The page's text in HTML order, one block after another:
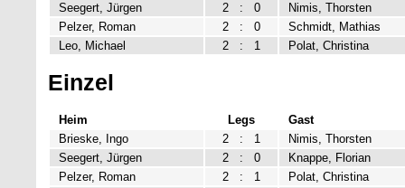
Seegert, Jürgen
2 : 0
Nimis, Thorsten
Pelzer, Roman
2 : 0
Schmidt, Mathias
Leo, Michael
2 : 1 Polat, Christina
Einzel
Heim Legs
Gast
Brieske, Ingo
2 : 1
Nimis, Thorsten
Seegert, Jürgen
2 : 0
Knappe, Florian
Pelzer, Roman
2 : 1
Polat, Christina